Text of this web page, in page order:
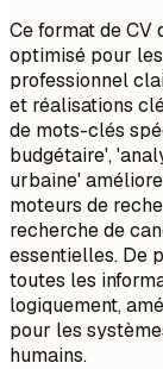
Ce format de
optimisé pour
professionnel
et réalisations
de mots-clés
budgétaire',
urbaine'
moteurs de
recherche de
essentielles. De
toutes les
logiquement,
pour les
humains.